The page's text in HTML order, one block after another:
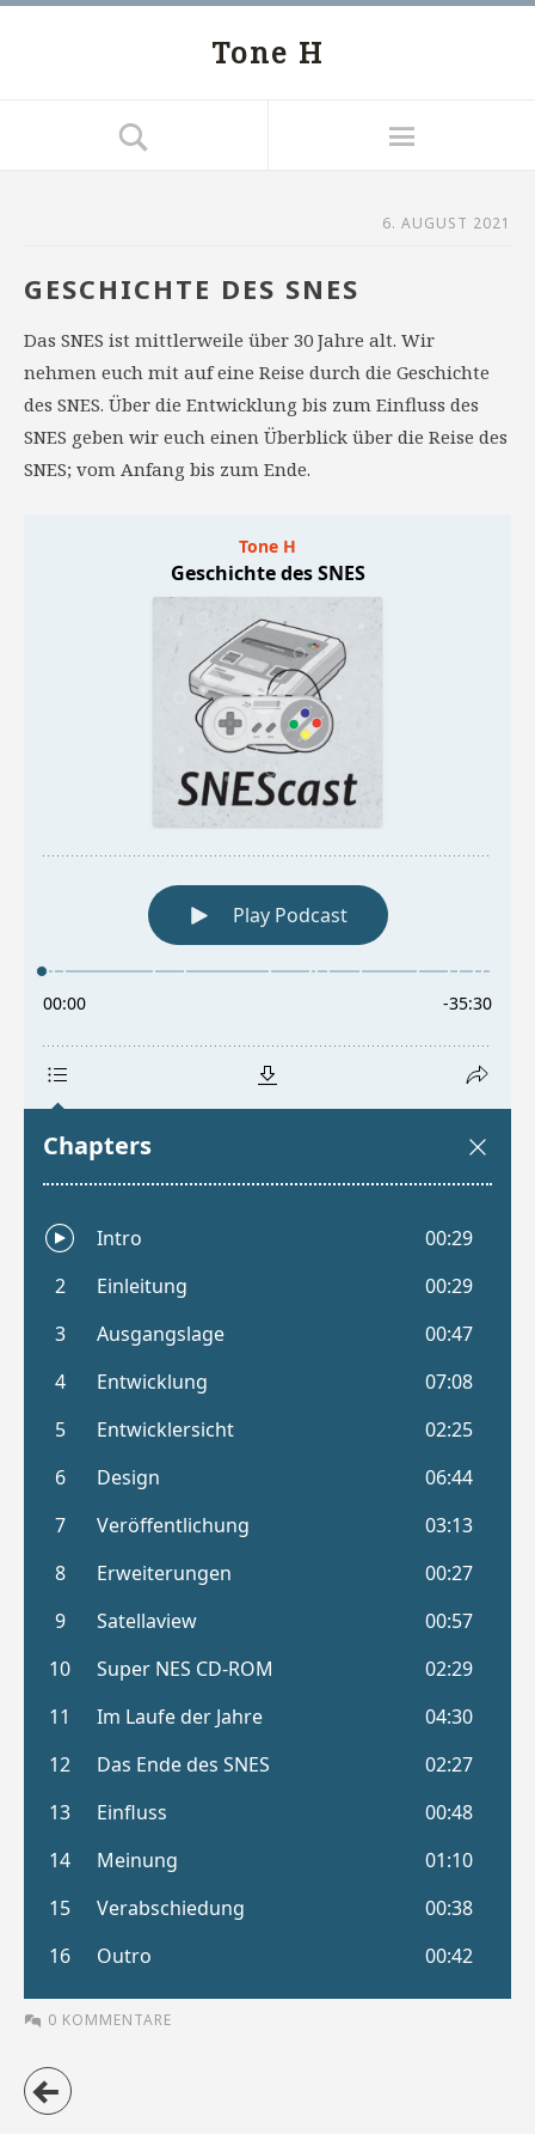
Tone H
6. AUGUST 2021
GESCHICHTE DES SNES
Das SNES ist mittlerweile über 30 Jahre alt. Wir
nehmen euch mit auf eine Reise durch die Geschichte
des SNES. Über die Entwicklung bis zum Einfluss des
SNES geben wir euch einen Überblick über die Reise des
SNES; vom Anfang bis zum Ende.
0 KOMMENTARE